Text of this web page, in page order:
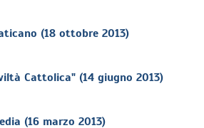
(18 ottobre 2013)
Cattolica" (14 giugno 2013)
(16 marzo 2013)